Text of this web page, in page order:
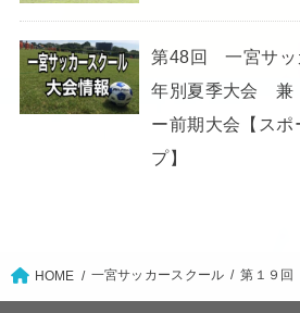
第48回 一宮サ
年別夏季大会 兼
ー前期大会【スポ
プ】
HOME 一宮サッカースクール 第１９